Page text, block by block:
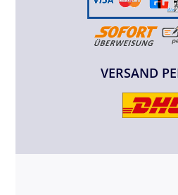
VERSAND